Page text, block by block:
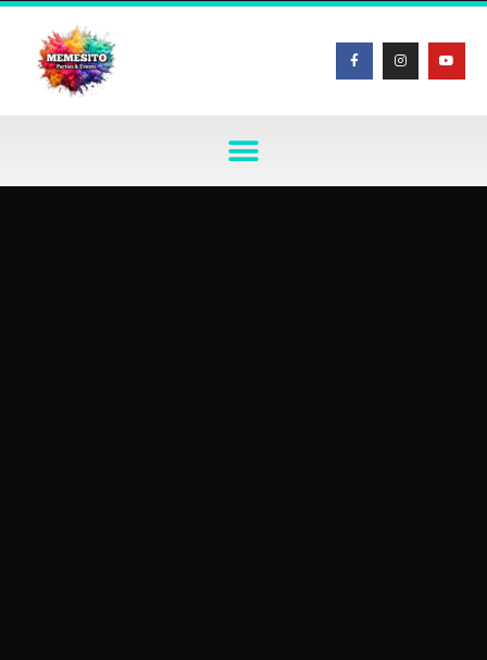
Μεταπηδήστε
στο